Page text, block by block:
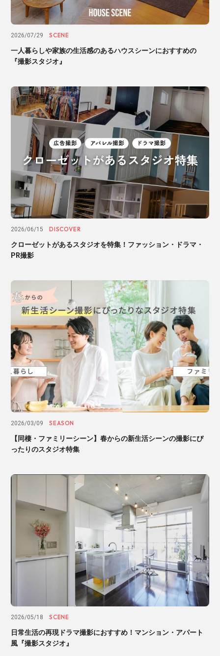
2026/07/29 SCENE
一人暮らしや家族の生活感のあるハウスシーンにおすすめの
『撮影スタジオ』
2026/06/15 DISCOVER
クローゼットがあるスタジオを特集！ファッション・ドラマ・
PR撮影
2026/03/09 SEASON
【同棲・ファミリーシーン】春からの新生活シーンの撮影にぴ
ったりのスタジオ特集
2026/05/18 SCENE
日常生活の再現ドラマ撮影におすすめ！マンション・アパート
風『撮影スタジオ』